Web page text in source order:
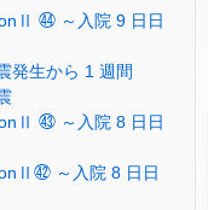
㊹ ～入院 9 日日
発生から 1 週間
㊸ ～入院 8 日日
㊷ ～入院 8 日日